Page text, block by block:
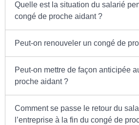
Quelle est la situation du salarié
congé de proche aidant ?
Peut-on renouveler un congé de
Peut-on mettre de façon anticipée
proche aidant ?
Comment se passe le retour du
l’entreprise à la fin du congé de